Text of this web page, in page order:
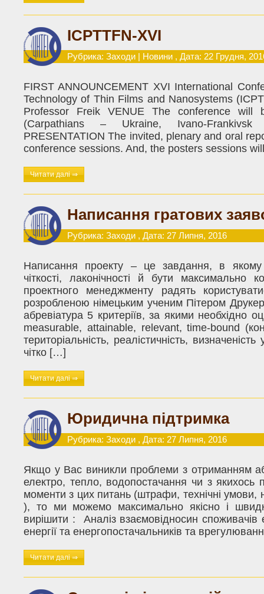
ICPTTFN-XVI
Рубрика: Заходи Новини , Дата: 22 Грудня,
FIRST ANNOUNCEMENT XVI International
Technology of Thin Films and Nanosystems
Professor Freik VENUE The conference will
(Carpathians – Ukraine, Ivano-Frankivsk
PRESENTATION The invited, plenary and oral
conference sessions. And, the posters sessions
Читати далі ⇒
Написання гратових
Рубрика: Заходи , Дата: 27 Липня, 2016
Написання проекту – це завдання, в якому
чіткості, лаконічності й бути максимально
проектного менеджменту радять
розробленою німецьким ученим Пітером
абревіатура 5 критеріїв, за якими необхідно
measurable, attainable, relevant, time-bound
територіальність, реалістичність,
чітко […]
Читати далі ⇒
Юридична підтримка
Рубрика: Заходи , Дата: 27 Липня, 2016
Якщо у Вас виникли проблеми з отриманням
електро, тепло, водопостачання чи з якихось
моменти з цих питань (штрафи, технічні умови,
), то ми можемо максимально якісно і
вирішити : Аналіз взаємовідносин споживачів
енергії та енергопостачальників та
Читати далі ⇒